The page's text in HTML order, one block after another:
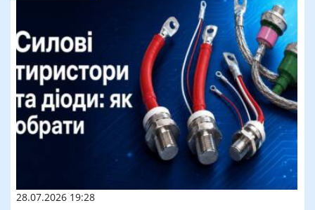
28.07.2026 19:28